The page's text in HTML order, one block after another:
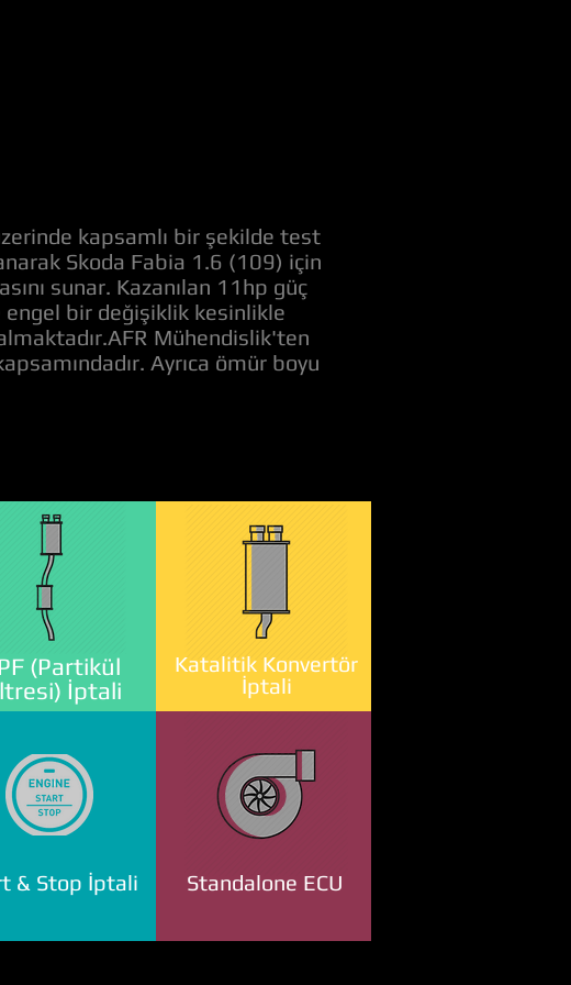
kapsamlı bir şekilde test
Skoda Fabia 1.6 (109) için
sunar. Kazanılan 11hp güç
engel bir değişiklik kesinlikle
Mühendislik'ten
Ayrıca ömür boyu
(Partikül
İptali
Katalitik Konvertör
İptali
& Stop İptali Standalone ECU